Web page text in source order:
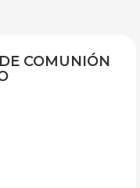
COMUNIÓN